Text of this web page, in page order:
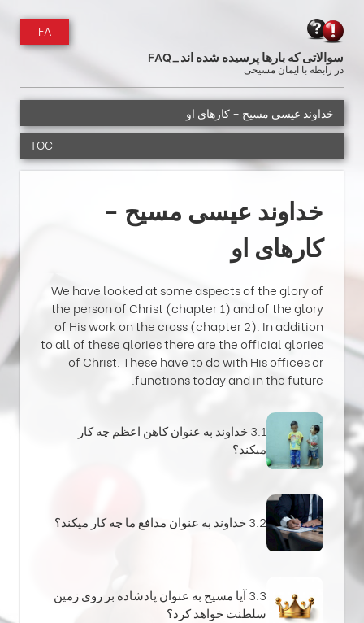
سوالاتی که بارها پرسیده شده اند_FAQ
در رابطه با ایمان مسیحی
FA
خداوند عیسی مسیح – کارهای او
TOC
خداوند عیسی مسیح –
کارهای او
We have looked at some aspects of the glory of
the person of Christ (chapter 1) and of the glory
of His work on the cross (chapter 2). In addition
to all of these glories there are the official glories
of Christ. These have to do with His offices or
functions today and in the future.
3.1 خداوند به عنوان کاهن اعظم چه کار
میکند؟
3.2 خداوند به عنوان مدافع ما چه کار میکند؟
3.3 آیا مسیح به عنوان پادشاده بر روی زمین
سلطنت خواهد کرد؟